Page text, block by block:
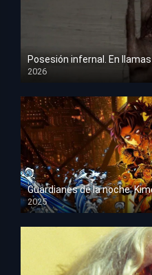
Posesión infernal. En llamas
2026
HD 1080p
2025
HD 1080p